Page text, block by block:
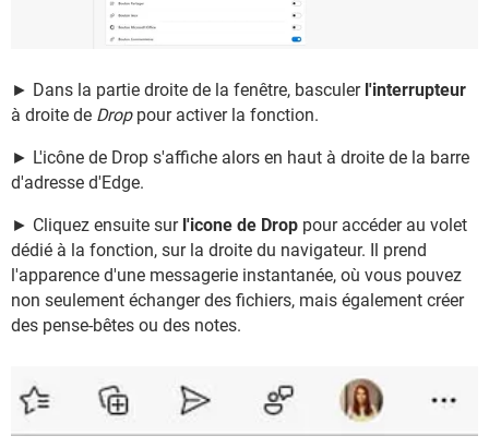
► Dans la partie droite de la fenêtre, basculer l'interrupteur
à droite de Droppour activer la fonction.
► L'icône de Drop s'affiche alors en haut à droite de la barre
d'adresse d'Edge.
► Cliquez ensuite sur l'icone de Drop pour accéder au volet
dédié à la fonction, sur la droite du navigateur. Il prend
l'apparence d'une messagerie instantanée, où vous pouvez
non seulement échanger des fichiers, mais également créer
des pense-bêtes ou des notes.